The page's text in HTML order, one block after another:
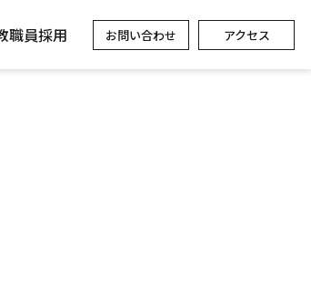
職員採用 お問い合わせ アクセス